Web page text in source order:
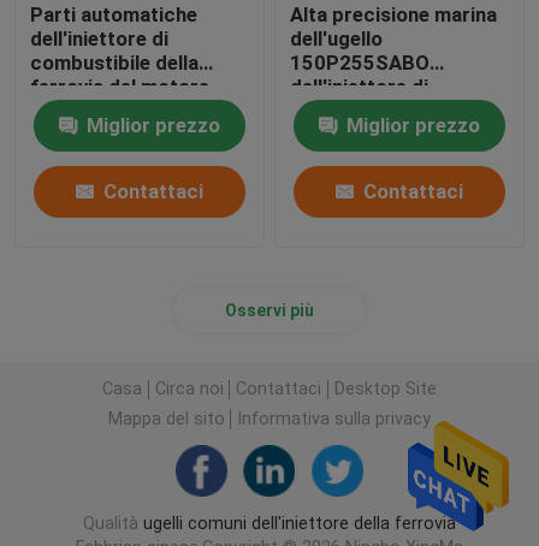
Parti automatiche
dell'iniettore di
combustibile della
ferrovia del motore
diesel di Yanmar
dell'ugello comune
dell'iniettore
Miglior prezzo
Contattaci
Alta precisione marina
dell'ugello
150P255SABO
dell'iniettore di
combustibile di Yanmar
del motoreMiglior prezzo
Contattaci
Osservi più
Casa Circa noi Contattaci
Desktop Site
Mappa del sito
Informativa sulla privacy
Qualità ugelli comuni dell'iniettore della ferrovia